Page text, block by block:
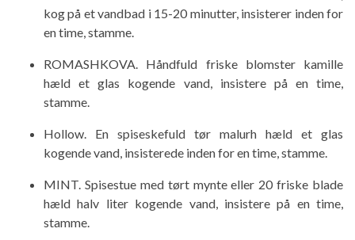
kog på et vandbad i 15-20 minutter, insisterer inden for
en time, stamme.
ROMASHKOVA. Håndfuld friske blomster kamille
hæld et glas kogende vand, insistere på en time,
stamme.
Hollow. En spiseskefuld tør malurh hæld et glas
kogende vand, insisterede inden for en time, stamme.
MINT. Spisestue med tørt mynte eller 20 friske blade
hæld halv liter kogende vand, insistere på en time,
stamme.